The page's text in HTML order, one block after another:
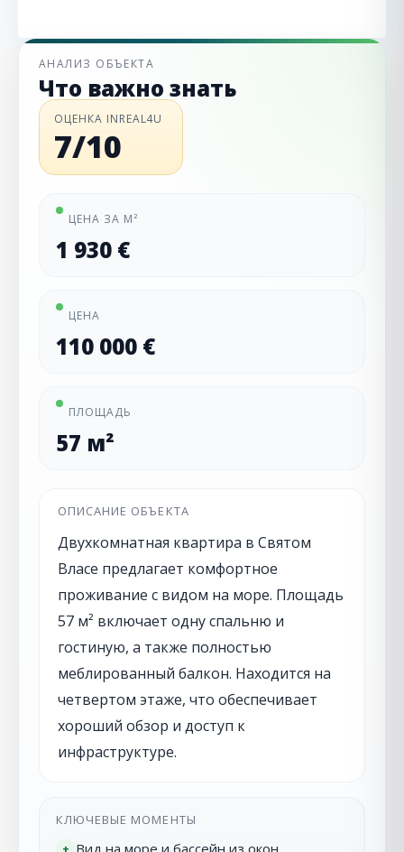
АНАЛИЗ ОБЪЕКТА
Что важно знать
ОЦЕНКА INREAL4U
7/10
ЦЕНА ЗА М²
1 930 €
ЦЕНА
110 000 €
ПЛОЩАДЬ
57 м²
ОПИСАНИЕ ОБЪЕКТА
Двухкомнатная квартира в Святом
Власе предлагает комфортное
проживание с видом на море. Площадь
57 м² включает одну спальню и
гостиную, а также полностью
меблированный балкон. Находится на
четвертом этаже, что обеспечивает
хороший обзор и доступ к
инфраструктуре.
КЛЮЧЕВЫЕ МОМЕНТЫ
+ Вид на море и бассейн из окон